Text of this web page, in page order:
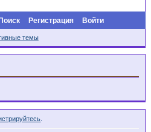
Регистрация Войти
темы